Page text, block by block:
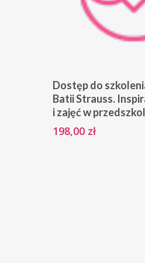
Add
Dostęp do
Batii Strauss.
i zajęć w
198,00 zł